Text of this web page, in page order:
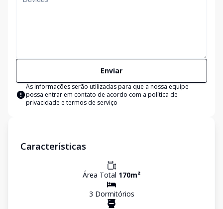
Enviar
As informações serão utilizadas para que a nossa equipe
possa entrar em contato de acordo com a política de
privacidade e termos de serviço
Características
Área Total 170m²
3 Dormitórios